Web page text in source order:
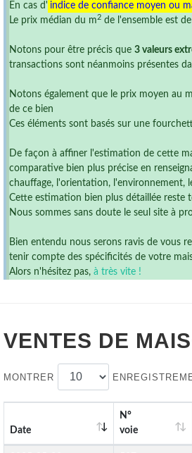
En cas d' indice de confiance moyen ou
Le prix médian du m 2 de l'ensemble est de
Notons pour être précis que 3 valeurs
transactions sont néanmoins présentes
Notons également que le prix moyen au m
de ce bien
Ces éléments sont basés sur une
De façon à affiner l'estimation de cette
comparative bien plus précise en
chauffage, l'orientation, l'environnement,
Cette estimation bien plus détaillée reste
Nous sommes sans doute le seul site à
Bien entendu nous serons ravis de vous
tenir compte des spécificités de votre
Alors n'hésitez pas, à très vite !
VENTES DE
MONTRER
Date
N°
voie